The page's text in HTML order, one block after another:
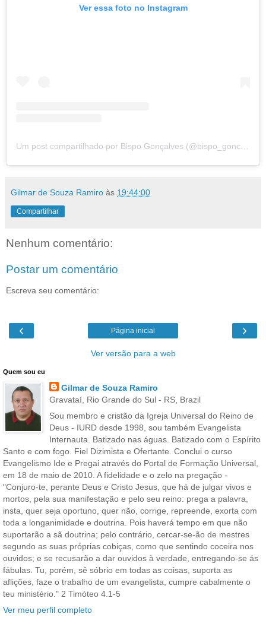
Ver essa foto no Instagram
Um post compartilhado por Bispo Gonçalves (@bispo_goncalves)
Gilmar de Souza Ramiro às 19:44:00
Compartilhar
Nenhum comentário:
Postar um comentário
Escreva seu comentário:
‹ ›
Página inicial
Ver versão para a web
Quem sou eu
Gilmar de Souza Ramiro
Gravataí, Rio Grande do Sul - RS, Brazil
Sou membro e cristão da Igreja Universal do Reino de
Deus - IURD desde 1998, sou também Evangelista
Internauta. Batizado nas águas. Batizado com o Espírito
Santo e com fogo. Fiel Dizimista e Ofertante. Conclui o curso
Evangelismo Ide e Pregai através do Portal de Formação Universal,
em 18 de maio de 2010. A fidelidade e o zelo na pregação -
"Conjuro-te, perante Deus e Cristo Jesus, que há de julgar vivos e
mortos, pela sua manifestação e pelo seu reino: prega a palavra,
insta, quer seja oportuno, quer não, corrige, repreende, exorta com
toda a longanimidade e doutrina. Pois haverá tempo em que não
suportarão a sã doutrina; pelo contrário, cercar-se-ão de mestres
segundo as suas próprias cobiças, como que sentindo coceira nos
ouvidos; e se recusarão a dar ouvidos à verdade, entregando-se ás
fábulas. Tu, porém, sê sóbrio em todas as coisas, suporta as
aflições, faze o trabalho de um evangelista, cumpre cabalmente o
teu ministério." 2 Timóteo 4.1-5
Ver meu perfil completo